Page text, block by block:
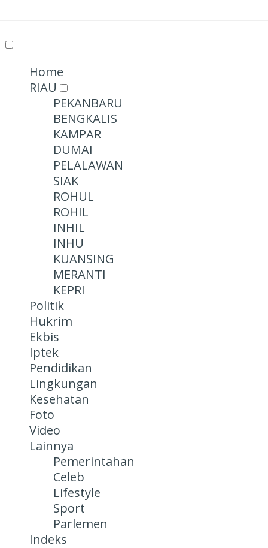
Home
RIAU
PEKANBARU
BENGKALIS
KAMPAR
DUMAI
PELALAWAN
SIAK
ROHUL
ROHIL
INHIL
INHU
KUANSING
MERANTI
KEPRI
Politik
Hukrim
Ekbis
Iptek
Pendidikan
Lingkungan
Kesehatan
Foto
Video
Lainnya
Pemerintahan
Celeb
Lifestyle
Sport
Parlemen
Indeks